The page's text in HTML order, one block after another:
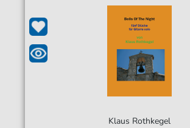
Klaus Rothkegel